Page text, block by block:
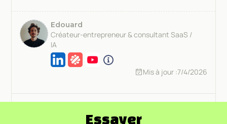
Edouard
Créateur-entrepreneur & consultant SaaS /
IA
Mis à jour :7/4/2026
Essayer